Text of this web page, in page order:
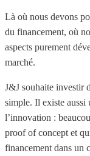
Là où nous devons
du financement, où
aspects purement
marché.
J&J souhaite investir
simple. Il existe aussi
l’innovation :
proof of concept et
financement dans un